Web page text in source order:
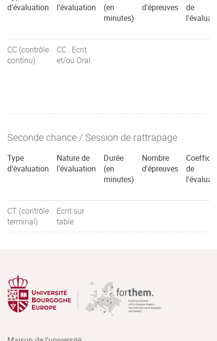
d'évaluation
l'évaluation
(en
minutes)
d'épreuves
de
CC (contrôle
continu)
CC : Ecrit
et/ou Oral
Seconde chance / Session de rattrapage
Type
d'évaluation
Nature de
l'évaluation
Durée
(en
minutes)
Nombre
d'épreuves
de
CT (contrôle
terminal)
Ecrit sur
table